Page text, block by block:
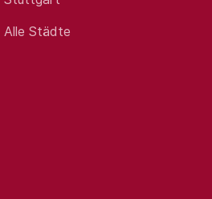
Alle Städte